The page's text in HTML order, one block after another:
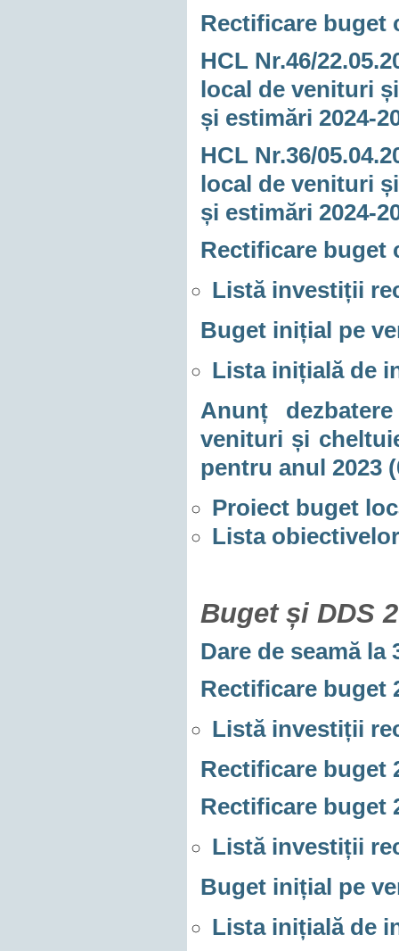
Rectificare buget
HCL Nr.46/
local de venituri
și estimări 2024-
HCL Nr.36/
local de venituri
și estimări 2024-
Rectificare buget
Listă investiții
Buget inițial pe
Lista inițială de
Anunț
venituri și
pentru anul 2023
Proiect buget
Lista
Buget și DDS
Dare de seamă la
Rectificare buget
Listă investiții
Rectificare buget
Rectificare buget
Listă investiții
Buget inițial pe
Lista inițială de